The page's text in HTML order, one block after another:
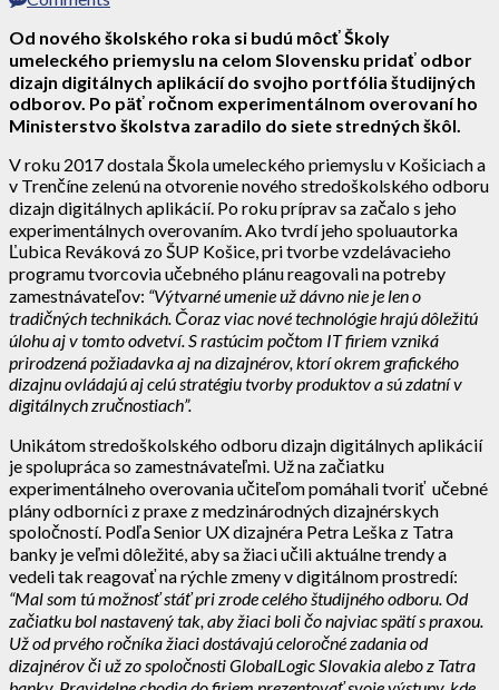
Od nového školského roka si budú môcť Školy
umeleckého priemyslu na celom Slovensku pridať odbor
dizajn digitálnych aplikácií do svojho portfólia študijných
odborov. Po päť ročnom experimentálnom overovaní ho
Ministerstvo školstva zaradilo do siete stredných škôl.
V roku 2017 dostala Škola umeleckého priemyslu v Košiciach a
v Trenčíne zelenú na otvorenie nového stredoškolského odboru
dizajn digitálnych aplikácií. Po roku príprav sa začalo s jeho
experimentálnych overovaním. Ako tvrdí jeho spoluautorka
Ľubica Reváková zo ŠUP Košice, pri tvorbe vzdelávacieho
programu tvorcovia učebného plánu reagovali na potreby
zamestnávateľov: “Výtvarné umenie už dávno nie je len o
tradičných technikách. Čoraz viac nové technológie hrajú dôležitú
úlohu aj v tomto odvetví. S rastúcim počtom IT firiem vzniká
prirodzená požiadavka aj na dizajnérov, ktorí okrem grafického
dizajnu ovládajú aj celú stratégiu tvorby produktov a sú zdatní v
digitálnych zručnostiach”.
Unikátom stredoškolského odboru dizajn digitálnych aplikácií
je spolupráca so zamestnávateľmi. Už na začiatku
experimentálneho overovania učiteľom pomáhali tvoriť učebné
plány odborníci z praxe z medzinárodných dizajnérskych
spoločností. Podľa Senior UX dizajnéra Petra Leška z Tatra
banky je veľmi dôležité, aby sa žiaci učili aktuálne trendy a
vedeli tak reagovať na rýchle zmeny v digitálnom prostredí:
“Mal som tú možnosť stáť pri zrode celého študijného odboru. Od
začiatku bol nastavený tak, aby žiaci boli čo najviac spätí s praxou.
Už od prvého ročníka žiaci dostávajú celoročné zadania od
dizajnérov či už zo spoločnosti GlobalLogic Slovakia alebo z Tatra